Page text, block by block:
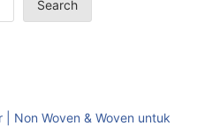
Search
Non Woven & Woven untuk